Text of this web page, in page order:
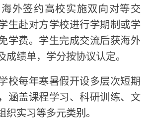
外签约高校实施双向对等交
生赴对方学校进行学期制或学
学费。学生完成交流后获海外
成绩单，学分按协议认定。
校每年寒暑假开设多层次短期
涵盖课程学习、科研训练、文
实习等多元类别。